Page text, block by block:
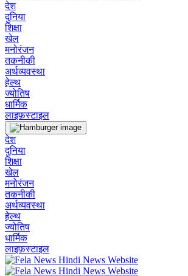
देश
दुनिया
शिक्षा
खेल
मनोरंजन
तकनीकी
अर्थव्यवस्था
हेल्थ
ज्योतिष
धार्मिक
लाइफ़स्टाइल
देश
दुनिया
शिक्षा
खेल
मनोरंजन
तकनीकी
अर्थव्यवस्था
हेल्थ
ज्योतिष
धार्मिक
लाइफ़स्टाइल